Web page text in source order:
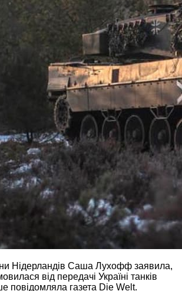
Нідерландів Саша Лухофф заявила,
від передачі Україні танків
повідомляла газета Die Welt.